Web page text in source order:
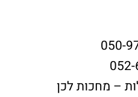
– מחכות לכן